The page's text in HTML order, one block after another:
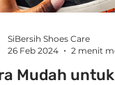
Mudah
SiBersih Shoes Care
26 Feb 2024
2 menit